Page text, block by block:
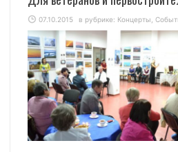
07.10.2015 в рубрике: Концерты